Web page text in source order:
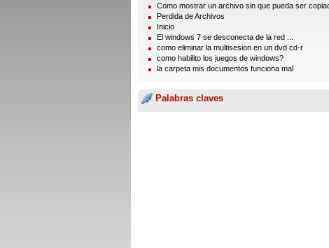
Como mostrar un archivo sin que pueda ser
Perdida de Archivos
Inicio
El windows 7 se desconecta de la red ...
como eliminar la multisesion en un dvd cd-r
como habilito los juegos de windows?
la carpeta mis documentos funciona mal
Palabras claves